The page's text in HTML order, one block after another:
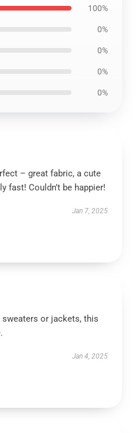
100%
0%
0%
0%
0%
– great fabric, a cute
fast! Couldn’t be happier!
Jan 7, 2025
or jackets, this
Jan 4, 2025